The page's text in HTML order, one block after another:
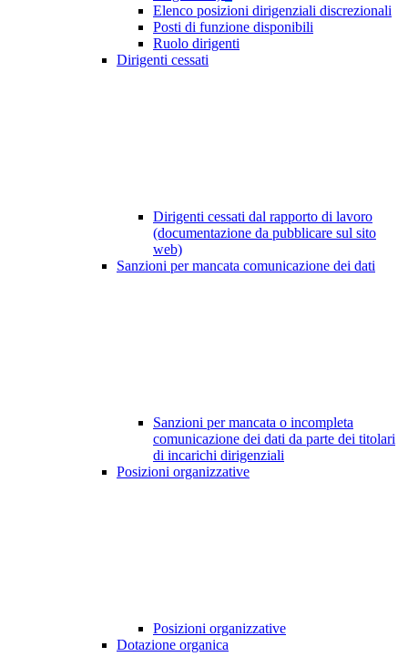
Elenco posizioni dirigenziali discrezionali
Posti di funzione disponibili
Ruolo dirigenti
Dirigenti cessati
Dirigenti cessati dal rapporto di lavoro
(documentazione da pubblicare sul sito
web)
Sanzioni per mancata comunicazione dei dati
Sanzioni per mancata o incompleta
comunicazione dei dati da parte dei titolari
di incarichi dirigenziali
Posizioni organizzative
Posizioni organizzative
Dotazione organica